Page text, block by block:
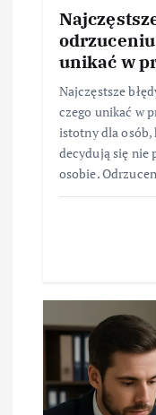
unikać w
Najczęstsze
czego unikać w
istotny dla
decydują się nie
osobie.